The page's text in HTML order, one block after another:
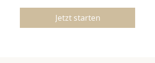
Jetzt starten